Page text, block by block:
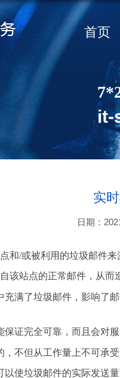
首页
it-
实
日期：
和/或被利用的垃圾邮件
该站点的正常邮件，从
充满了垃圾邮件，影响
保证完全可靠，而且会对
，不但从工作量上不可承
以使垃圾邮件的实际发送